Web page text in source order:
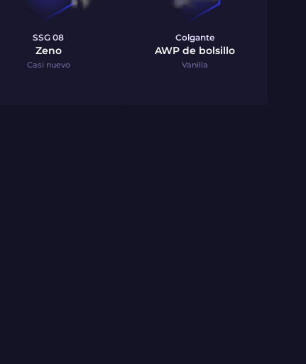
SSG 08
Zeno
Casi nuevo
Colgante
AWP de bolsillo
Vanilla